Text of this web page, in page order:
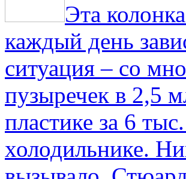
Эта
каждый день
ситуация – со
пузыречек в 2,5
пластике за 6
холодильнике.